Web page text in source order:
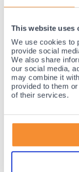
This website uses
We use cookies to
provide social
We also share
our social media,
may combine it
provided to them
of their services.
Voor 21:30
Achteraf betalen